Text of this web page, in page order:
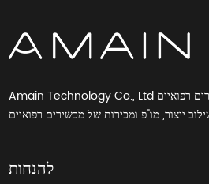
Amain Technology Co., Ltd היא ספקית מכשירים רפואיים
להנחות